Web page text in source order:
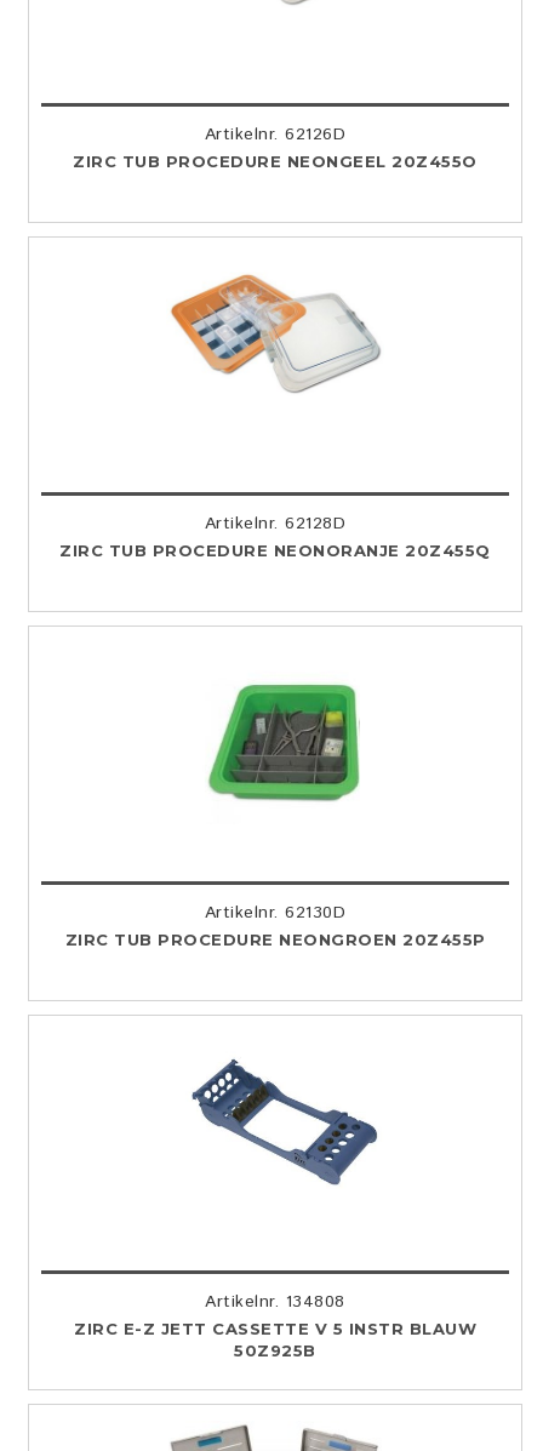
Artikelnr. 62126D
ZIRC TUB PROCEDURE NEONGEEL 20Z455O
Artikelnr. 62128D
ZIRC TUB PROCEDURE NEONORANJE 20Z455Q
Artikelnr. 62130D
ZIRC TUB PROCEDURE NEONGROEN 20Z455P
Artikelnr. 134808
ZIRC E-Z JETT CASSETTE V 5 INSTR BLAUW
50Z925B